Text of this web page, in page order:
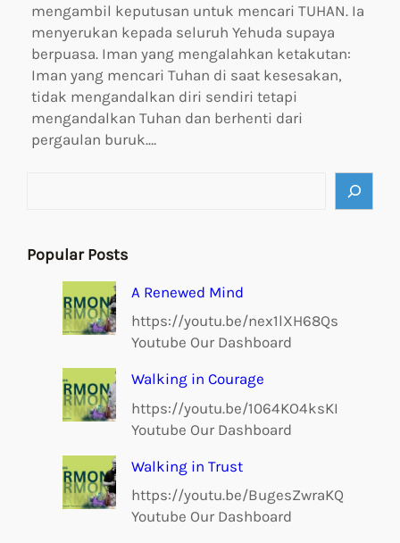
mengambil keputusan untuk mencari TUHAN. Ia
menyerukan kepada seluruh Yehuda supaya
berpuasa. Iman yang mengalahkan ketakutan:
Iman yang mencari Tuhan di saat kesesakan,
tidak mengandalkan diri sendiri tetapi
mengandalkan Tuhan dan berhenti dari
pergaulan buruk.…
Popular Posts
A Renewed Mind
https://youtu.be/nex1lXH68Qs
Youtube Our Dashboard
Walking in Courage
https://youtu.be/1064KO4ksKI
Youtube Our Dashboard
Walking in Trust
https://youtu.be/BugesZwraKQ
Youtube Our Dashboard